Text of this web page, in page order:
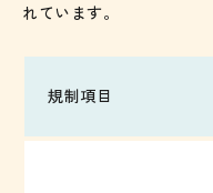
れています。
規制項目